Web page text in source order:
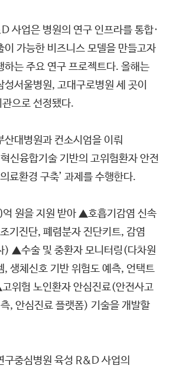
사업은 병원의 연구 인프라를 통합·
이 가능한 비즈니스 모델을 만들고자
하는 주요 연구 프로젝트다. 올해는
서울병원, 고대구로병원 세 곳이
으로 선정됐다.
산대병원과 컨소시엄을 이뤄
신융합기술 기반의 고위험환자 안전
료환경 구축’ 과제를 수행한다.
원을 지원 받아 ▲호흡기감염 신속
기진단, 폐렴분자 진단키트, 감염
) ▲수술 및 중환자 모니터링(다차원
, 생체신호 기반 위험도 예측, 언택트
위험 노인환자 안심진료(안전사고
, 안심진료 플랫폼) 기술을 개발할
구중심병원 육성 R&D 사업의